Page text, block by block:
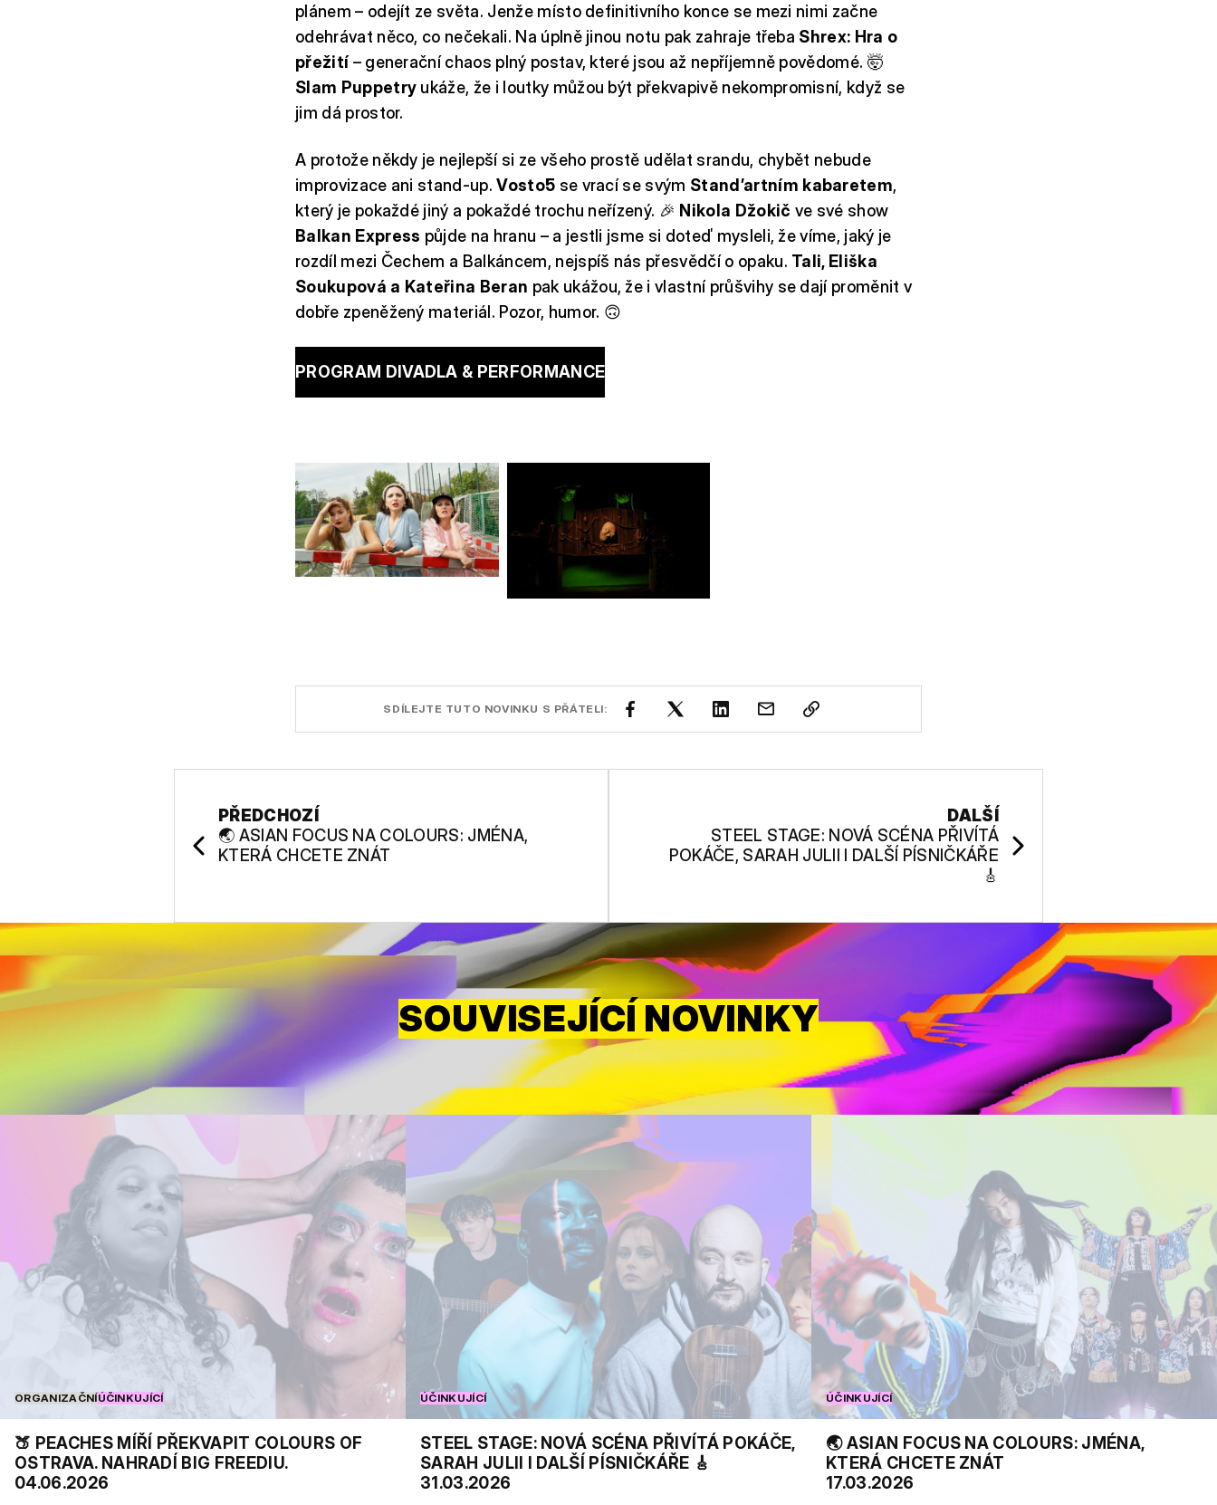
plánem – odejít ze světa. Jenže místo definitivního konce se mezi nimi začne
odehrávat něco, co nečekali. Na úplně jinou notu pak zahraje třeba Shrex: Hra o
přežití – generační chaos plný postav, které jsou až nepříjemně povědomé. 🤯
Slam Puppetry ukáže, že i loutky můžou být překvapivě nekompromisní, když se
jim dá prostor.
A protože někdy je nejlepší si ze všeho prostě udělat srandu, chybět nebude
improvizace ani stand-up.Vosto5 se vrací se svým Stand’artním kabaretem,
který je pokaždé jiný a pokaždé trochu neřízený. 🎉 Nikola Džokič ve své show
Balkan Express půjde na hranu – a jestli jsme si doteď mysleli, že víme, jaký je
rozdíl mezi Čechem a Balkáncem, nejspíš nás přesvědčí o opaku. Tali, Eliška
Soukupová a Kateřina Beran pak ukážou, že i vlastní průšvihy se dají proměnit v
dobře zpeněžený materiál. Pozor, humor. 🙃
PROGRAM DIVADLA & PERFORMANCE
SDÍLEJTE TUTO NOVINKU S PŘÁTELI:
PŘEDCHOZÍ
🌏 ASIAN FOCUS NA COLOURS: JMÉNA,
KTERÁ CHCETE ZNÁT
DALŠÍ
STEEL STAGE: NOVÁ SCÉNA PŘIVÍTÁ
POKÁČE, SARAH JULII I DALŠÍ PÍSNIČKÁŘE
🎸
SOUVISEJÍCÍ NOVINKY
ORGANIZAČNÍÚČINKUJÍCÍ
🍑 PEACHES MÍŘÍ PŘEKVAPIT COLOURS OF
OSTRAVA. NAHRADÍ BIG FREEDIU.
04.06.2026
ÚČINKUJÍCÍ
STEEL STAGE: NOVÁ SCÉNA PŘIVÍTÁ POKÁČE,
SARAH JULII I DALŠÍ PÍSNIČKÁŘE 🎸
31.03.2026
ÚČINKUJÍCÍ
🌏 ASIAN FOCUS NA COLOURS: JMÉNA,
KTERÁ CHCETE ZNÁT
17.03.2026